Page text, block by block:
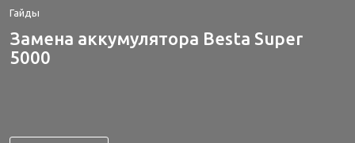
Гайды
Замена аккумулятора Besta Super
5000